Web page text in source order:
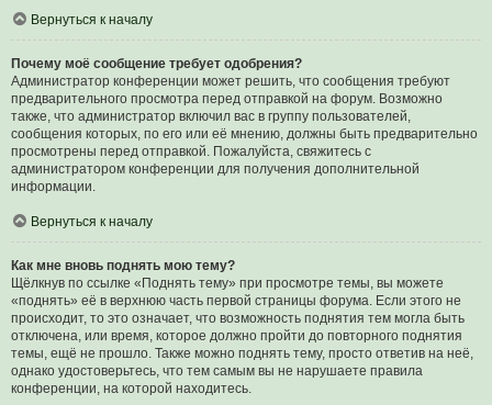
Вернуться к началу
Почему моё сообщение требует одобрения?
Администратор конференции может решить, что сообщения требуют
предварительного просмотра перед отправкой на форум. Возможно
также, что администратор включил вас в группу пользователей,
сообщения которых, по его или её мнению, должны быть предварительно
просмотрены перед отправкой. Пожалуйста, свяжитесь с
администратором конференции для получения дополнительной
информации.
Вернуться к началу
Как мне вновь поднять мою тему?
Щёлкнув по ссылке «Поднять тему» при просмотре темы, вы можете
«поднять» её в верхнюю часть первой страницы форума. Если этого не
происходит, то это означает, что возможность поднятия тем могла быть
отключена, или время, которое должно пройти до повторного поднятия
темы, ещё не прошло. Также можно поднять тему, просто ответив на неё,
однако удостоверьтесь, что тем самым вы не нарушаете правила
конференции, на которой находитесь.